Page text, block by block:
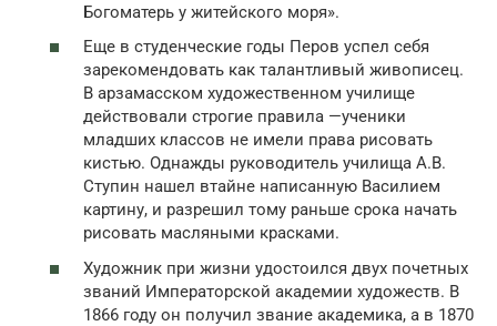
Богоматерь у житейского моря».
Еще в студенческие годы Перов успел себя
зарекомендовать как талантливый живописец.
В арзамасском художественном училище
действовали строгие правила —ученики
младших классов не имели права рисовать
кистью. Однажды руководитель училища А.В.
Ступин нашел втайне написанную Василием
картину, и разрешил тому раньше срока начать
рисовать масляными красками.
Художник при жизни удостоился двух почетных
званий Императорской академии художеств. В
1866 году он получил звание академика, а в 1870